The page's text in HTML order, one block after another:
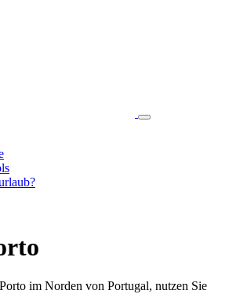
im Norden von Portugal, nutzen Sie